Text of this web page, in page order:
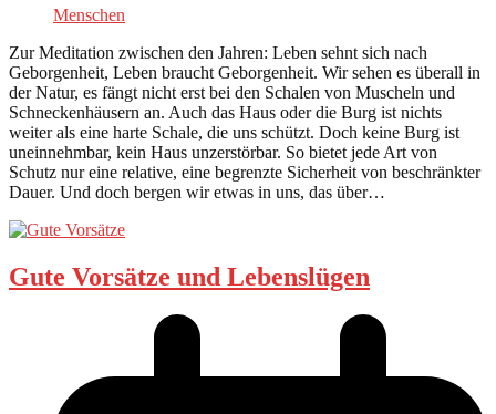
Menschen
Zur Meditation zwischen den Jahren: Leben sehnt sich nach
Geborgenheit, Leben braucht Geborgenheit. Wir sehen es überall in
der Natur, es fängt nicht erst bei den Schalen von Muscheln und
Schneckenhäusern an. Auch das Haus oder die Burg ist nichts
weiter als eine harte Schale, die uns schützt. Doch keine Burg ist
uneinnehmbar, kein Haus unzerstörbar. So bietet jede Art von
Schutz nur eine relative, eine begrenzte Sicherheit von beschränkter
Dauer. Und doch bergen wir etwas in uns, das über…
Gute Vorsätze und Lebenslügen